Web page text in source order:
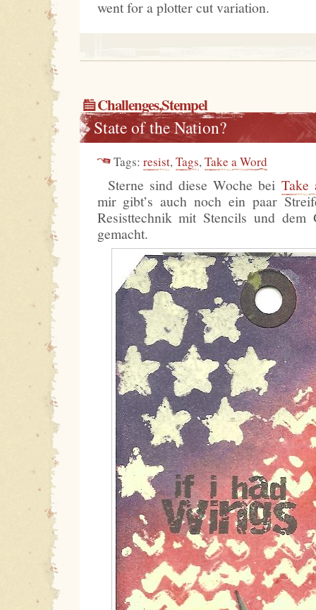
went for a plotter cut variation.
Challenges,Stempel
State of the Nation?
Tags: resist, Tags, Take a Word
Sterne sind diese Woche bei Take
mir gibt’s auch noch ein paar
Resisttechnik mit Stencils und dem
gemacht.